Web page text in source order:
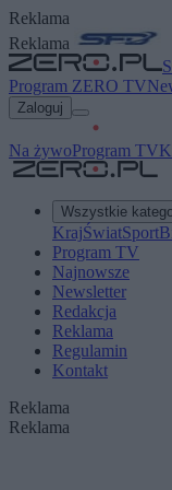
Reklama
Reklama
Program ZERO TV
Zaloguj
Na żywoProgram TV
Wszystkie
KrajŚwiatSport
Program TV
Najnowsze
Newsletter
Redakcja
Reklama
Regulamin
Kontakt
Reklama
Reklama